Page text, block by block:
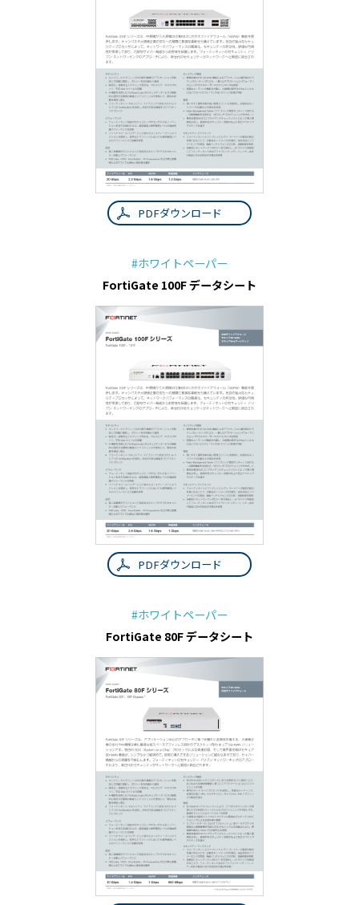
PDFダウンロード
#ホワイトペーパー
FortiGate 100F データシート
PDFダウンロード
#ホワイトペーパー
FortiGate 80F データシート